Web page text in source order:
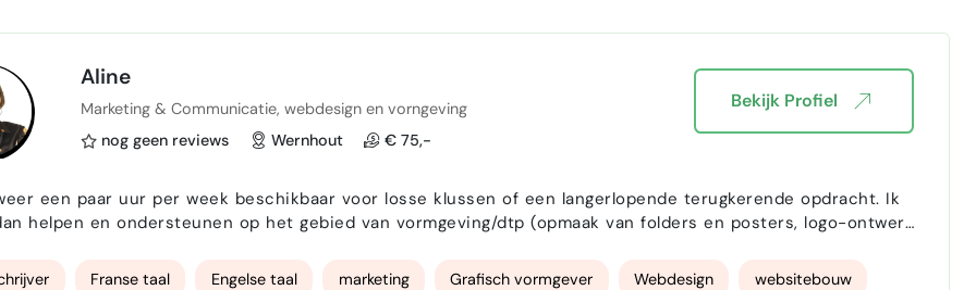
Aline
Marketing & Communicatie, webdesign en vorngeving
nog geen reviews
Wernhout € 75,-
een paar uur per week beschikbaar voor losse klussen of een langerlopende terugkerende opdracht. Ik
helpen en ondersteunen op het gebied van vormgeving/dtp (opmaak van folders en posters, logo-ontwerp
schrijven van nieuwsbrieven, websitebeheer een veel meer! W…
Franse taal Engelse taal marketing Grafisch vormgever Webdesign websitebouw
Bekijk Profiel